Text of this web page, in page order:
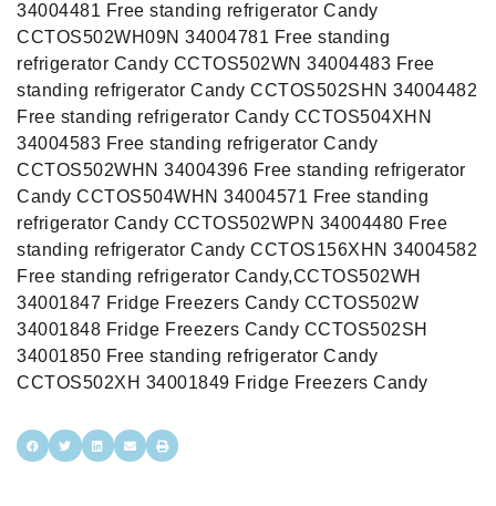
34004481 Free standing refrigerator Candy
CCTOS502WH09N 34004781 Free standing
refrigerator Candy CCTOS502WN 34004483 Free
standing refrigerator Candy CCTOS502SHN 34004482
Free standing refrigerator Candy CCTOS504XHN
34004583 Free standing refrigerator Candy
CCTOS502WHN 34004396 Free standing refrigerator
Candy CCTOS504WHN 34004571 Free standing
refrigerator Candy CCTOS502WPN 34004480 Free
standing refrigerator Candy CCTOS156XHN 34004582
Free standing refrigerator Candy,CCTOS502WH
34001847 Fridge Freezers Candy CCTOS502W
34001848 Fridge Freezers Candy CCTOS502SH
34001850 Free standing refrigerator Candy
CCTOS502XH 34001849 Fridge Freezers Candy